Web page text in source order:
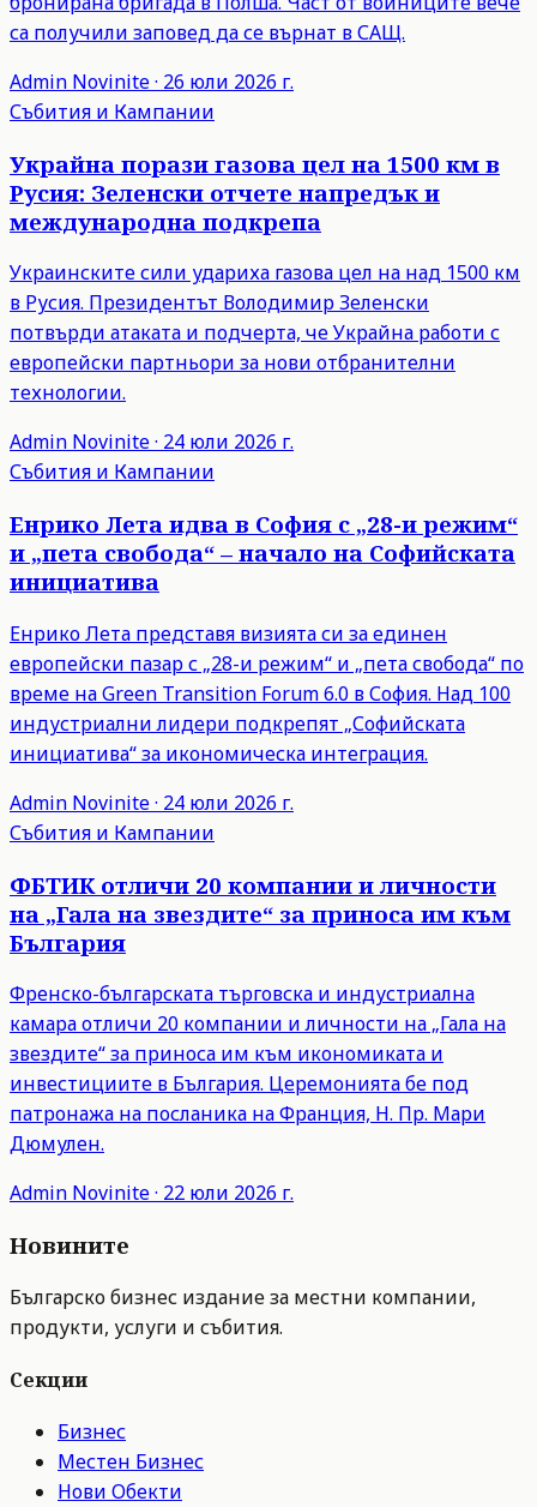
са получили заповед да се върнат в САЩ.
Admin Novinite· 26 юли 2026 г.
Събития и Кампании
Украйна порази газова цел на 1500 км в
Русия: Зеленски отчете напредък и
международна подкрепа
Украинските сили удариха газова цел на над 1500 км
в Русия. Президентът Володимир Зеленски
потвърди атаката и подчерта, че Украйна работи с
европейски партньори за нови отбранителни
технологии.
Admin Novinite· 24 юли 2026 г.
Събития и Кампании
Енрико Лета идва в София с „28-и режим“
и „пета свобода“ – начало на Софийската
инициатива
Енрико Лета представя визията си за единен
европейски пазар с „28-и режим“ и „пета свобода“ по
време на Green Transition Forum 6.0 в София. Над 100
индустриални лидери подкрепят „Софийската
инициатива“ за икономическа интеграция.
Admin Novinite· 24 юли 2026 г.
Събития и Кампании
ФБТИК отличи 20 компании и личности
на „Гала на звездите“ за приноса им към
България
Френско-българската търговска и индустриална
камара отличи 20 компании и личности на „Гала на
звездите“ за приноса им към икономиката и
инвестициите в България. Церемонията бе под
патронажа на посланика на Франция, Н. Пр. Мари
Дюмулен.
Admin Novinite· 22 юли 2026 г.
Новините
Българско бизнес издание за местни компании,
продукти, услуги и събития.
Секции
Бизнес
Местен Бизнес
Нови Обекти